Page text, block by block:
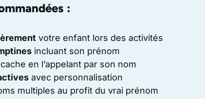
:
votre enfant lors des activités
incluant son prénom
en l’appelant par son nom
avec personnalisation
multiples au profit du vrai prénom